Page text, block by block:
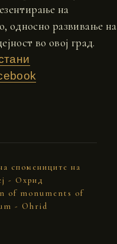
на
односно развивање на
во овој град.
спомениците на
- Охрид
of monuments of
- Ohrid